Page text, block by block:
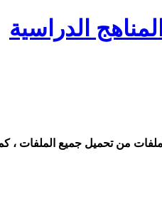
الدراسية
من تحميل جميع الملفات ،